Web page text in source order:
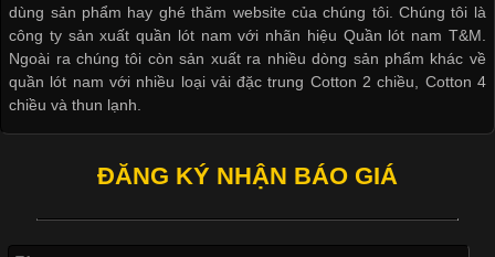
Khám Phá Áo Phông Trang Phục Phổ Biến Nhất Hiện Nay
dùng sản phẩm hay ghé thăm website của chúng tôi. Chúng tôi là
công ty sản xuất quần lót nam với nhãn hiệu Quần lót nam T&M.
Ngoài ra chúng tôi còn sản xuất ra nhiều dòng sản phẩm khác về
quần lót nam với nhiều loại vải đặc trung Cotton 2 chiều, Cotton 4
chiều và thun lạnh.
ĐĂNG KÝ NHẬN BÁO GIÁ